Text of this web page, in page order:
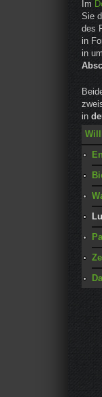
Im
Sie
des
in
in
in